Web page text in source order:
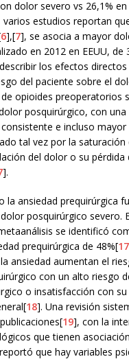
dolor severo vs 26,1%
varios estudios reportan
6],[7], se asocia a mayor
en 2012 en EEUU, de
los efectos
del paciente sobre el
opioides preoperatorios
posquirúrgico, con una
e incluso
tal vez por la
del dolor o su pérdida
].
la ansiedad prequirúrgica
posquirúrgico severo.
se identificó
prequirúrgica de 48%[17
ansiedad aumentan el
con un alto riesgo
o insatisfacción con su
18]. Una revisión
19], con la
que tienen
que hay variables